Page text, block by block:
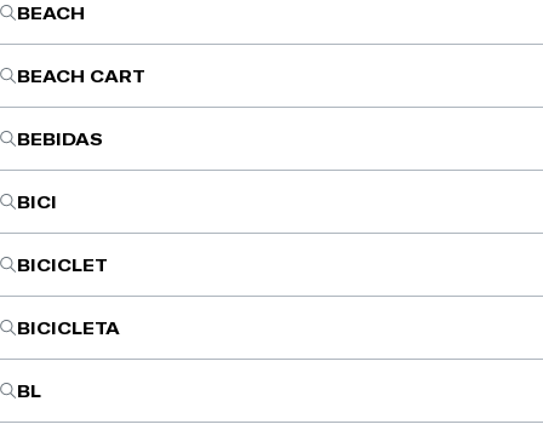
BEACH
BEACH CART
BEBIDAS
BICI
BICICLET
BICICLETA
BL